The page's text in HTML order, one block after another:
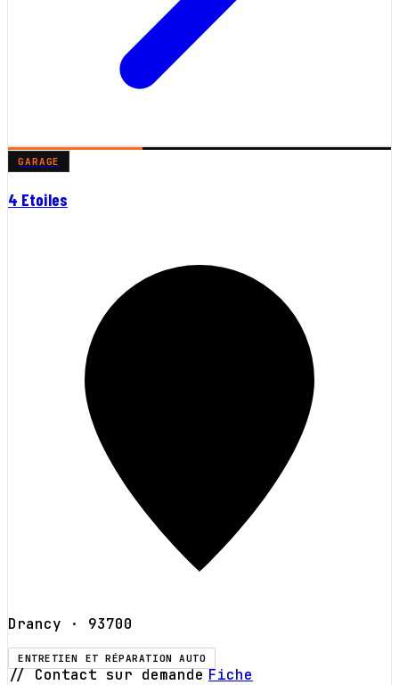
GARAGE
4 Etoiles
Drancy · 93700
ENTRETIEN ET RÉPARATION AUTO
// Contact sur demande Fiche